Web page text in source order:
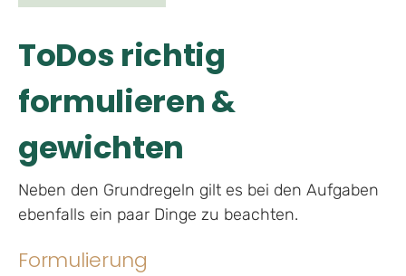
ToDos richtig
formulieren &
gewichten
Neben den Grundregeln gilt es bei den Aufgaben
ebenfalls ein paar Dinge zu beachten.
Formulierung